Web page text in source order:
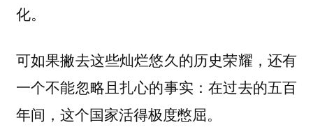
化。
可如果撇去这些灿烂悠久的历史荣耀，还有
一个不能忽略且扎心的事实：在过去的五百
年间，这个国家活得极度憋屈。